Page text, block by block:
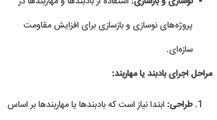
پروژه‌های نوسازی و بازسازی برای افزایش مقاومت
سازه‌ای.
مراحل اجرای بادبند یا مهاربند:
طراحی: ابتدا نیاز است که بادبندها یا مهاربندها بر اساس